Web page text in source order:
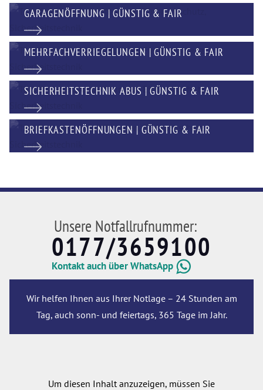
GARAGENÖFFNUNG | GÜNSTIG & FAIR
MEHRFACHVERRIEGELUNGEN | GÜNSTIG & FAIR
SICHERHEITSTECHNIK ABUS | GÜNSTIG & FAIR
BRIEFKASTENÖFFNUNGEN | GÜNSTIG & FAIR
Unsere Notfallrufnummer:
0177/3659100
Kontakt auch über WhatsApp
Wir helfen Ihnen aus Ihrer Notlage – 24 Stunden am
Tag, auch sonn- und feiertags, 365 Tage im Jahr.
Um diesen Inhalt anzuzeigen, müssen Sie